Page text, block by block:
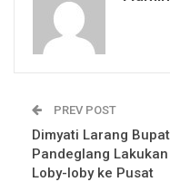
PREV POST
Dimyati Larang
Pandeglang Lakukan
Loby-loby ke Pusat